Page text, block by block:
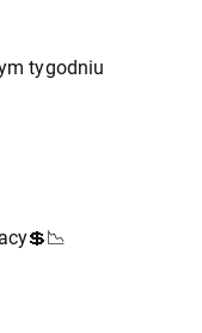
tygodniu